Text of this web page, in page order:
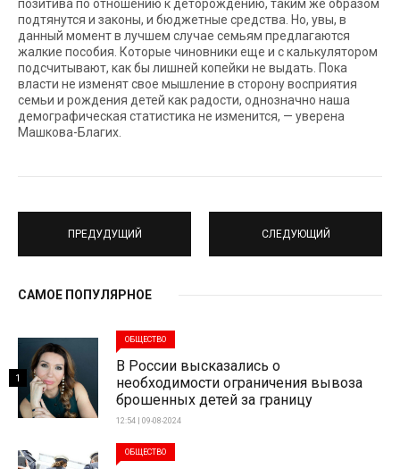
позитива по отношению к деторождению, таким же образом
подтянутся и законы, и бюджетные средства. Но, увы, в
данный момент в лучшем случае семьям предлагаются
жалкие пособия. Которые чиновники еще и с калькулятором
подсчитывают, как бы лишней копейки не выдать. Пока
власти не изменят свое мышление в сторону восприятия
семьи и рождения детей как радости, однозначно наша
демографическая статистика не изменится, — уверена
Машкова-Благих.
ПРЕДУДУЩИЙ СЛЕДУЮЩИЙ
САМОЕ ПОПУЛЯРНОЕ
ОБЩЕСТВО
В России высказались о
необходимости ограничения вывоза
брошенных детей за границу
12:54 | 09-08-2024
1
ОБЩЕСТВО